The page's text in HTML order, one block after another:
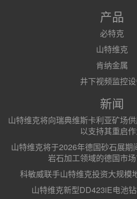
产品
必特克
山特维克
肯纳金属
井下视频监控
新闻
山特维克将向瑞典维斯卡利亚矿场
以支持其重启
山特维克将于2026年德国砂石展期
岩石加工领域的德国市场
科敏威联手山特维克投资大规模
山特维克新型DD423iE电池